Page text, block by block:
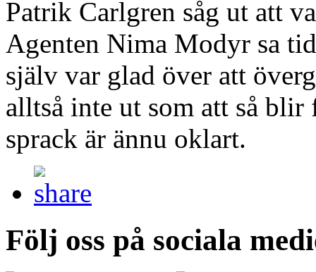
Patrik Carlgren såg ut att
Agenten Nima Modyr sa
själv var glad över att
alltså inte ut som att så
sprack är ännu oklart.
Följ oss på sociala